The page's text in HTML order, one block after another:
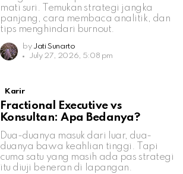
mati suri. Temukan strategi jangka
panjang, cara membaca analitik, dan
tips menghindari burnout.
by Jati Sunarto
July 27, 2026, 5:08 pm
Karir
Fractional Executive vs
Konsultan: Apa Bedanya?
Dua-duanya masuk dari luar, dua-
duanya bawa keahlian tinggi. Tapi
cuma satu yang masih ada pas strategi
itu diuji beneran di lapangan.